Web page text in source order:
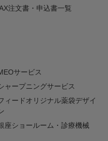
注文書・申込書一覧
サービス
ャープニングサービス
ィードオリジナル薬袋デザイ
座ショールーム・診療機械